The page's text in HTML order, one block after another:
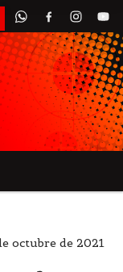
octubre de 2021